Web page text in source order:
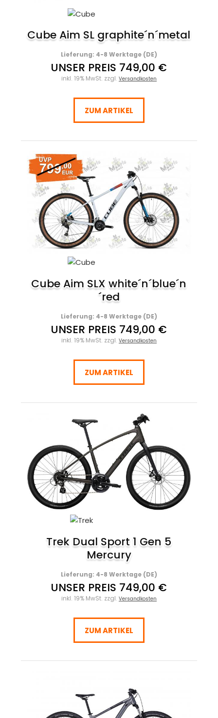
Cube Aim SL graphite´n´metal
Lieferung: 4-8 Werktage (DE)
UNSER PREIS 749,00 €
inkl. 19% MwSt. zzgl. Versandkosten
ZUM ARTIKEL
Cube Aim SLX white´n´blue´n
´red
Lieferung: 4-8 Werktage (DE)
UNSER PREIS 749,00 €
inkl. 19% MwSt. zzgl. Versandkosten
ZUM ARTIKEL
Trek Dual Sport 1 Gen 5
Mercury
Lieferung: 4-8 Werktage (DE)
UNSER PREIS 749,00 €
inkl. 19% MwSt. zzgl. Versandkosten
ZUM ARTIKEL